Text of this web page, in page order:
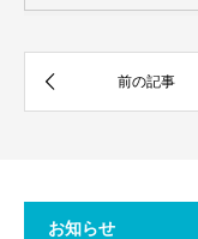
お知らせ